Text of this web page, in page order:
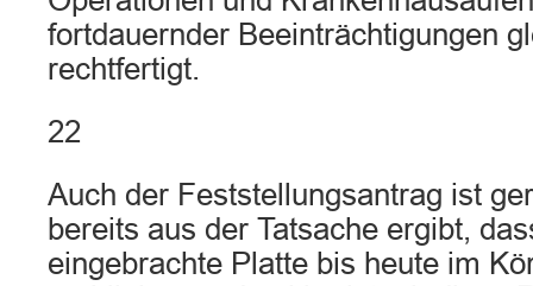
fortdauernder Beeinträchtigungen
rechtfertigt.
22
Auch der Feststellungsantrag ist
bereits aus der Tatsache ergibt,
eingebrachte Platte bis heute im